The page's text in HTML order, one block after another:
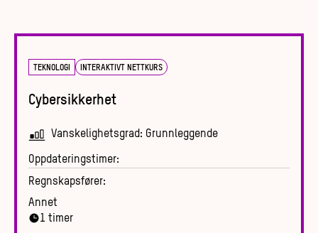
TEKNOLOGI INTERAKTIVT NETTKURS
Cybersikkerhet
Vanskelighetsgrad: Grunnleggende
Oppdateringstimer:
Regnskapsfører:
Annet
1 timer